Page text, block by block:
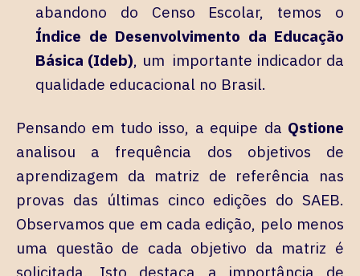
abandono do Censo Escolar, temos o
Índice de Desenvolvimento da Educação
Básica (Ideb), um importante indicador da
qualidade educacional no Brasil.
Pensando em tudo isso, a equipe da Qstione
analisou a frequência dos objetivos de
aprendizagem da matriz de referência nas
provas das últimas cinco edições do SAEB.
Observamos que em cada edição, pelo menos
uma questão de cada objetivo da matriz é
solicitada. Isto destaca a importância de